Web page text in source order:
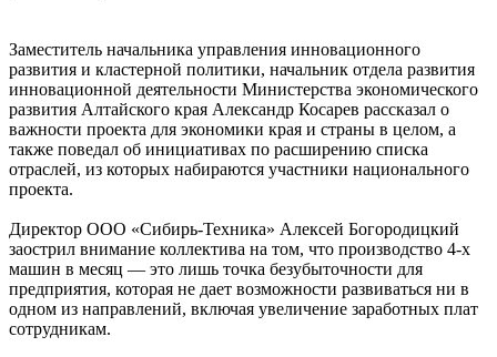
Заместитель начальника управления инновационного
развития и кластерной политики, начальник отдела развития
инновационной деятельности Министерства экономического
развития Алтайского края Александр Косарев рассказал о
важности проекта для экономики края и страны в целом, а
также поведал об инициативах по расширению списка
отраслей, из которых набираются участники национального
проекта.
Директор ООО «Сибирь-Техника» Алексей Богородицкий
заострил внимание коллектива на том, что производство 4-х
машин в месяц — это лишь точка безубыточности для
предприятия, которая не дает возможности развиваться ни в
одном из направлений, включая увеличение заработных плат
сотрудникам.